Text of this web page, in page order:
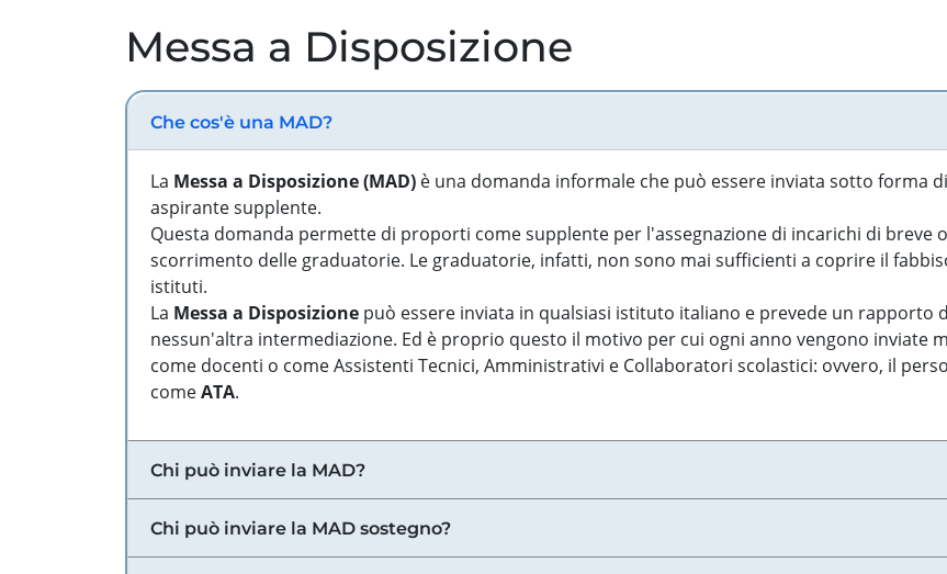
Messa a Disposizione
Che cos'è una MAD?
La Messa a Disposizione (MAD) è una domanda informale che può essere inviata sotto forma
aspirante supplente.
Questa domanda permette di proporti come supplente per l'assegnazione di incarichi di breve
scorrimento delle graduatorie. Le graduatorie, infatti, non sono mai sufficienti a coprire il
istituti.
La Messa a Disposizione può essere inviata in qualsiasi istituto italiano e prevede un rapporto
nessun'altra intermediazione. Ed è proprio questo il motivo per cui ogni anno vengono inviate
come docenti o come Assistenti Tecnici, Amministrativi e Collaboratori scolastici: ovvero, il
comeATA.
Chi può inviare la MAD?
Chi può inviare la MAD sostegno?